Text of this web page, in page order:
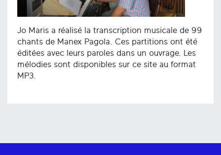
Jo Maris a réalisé la transcription musicale de 99
chants de Manex Pagola. Ces partitions ont été
éditées avec leurs paroles dans un ouvrage. Les
mélodies sont disponibles sur ce site au format
MP3.